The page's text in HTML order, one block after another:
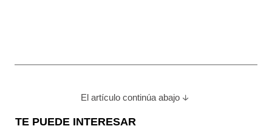
El artículo continúa abajo
TE PUEDE INTERESAR